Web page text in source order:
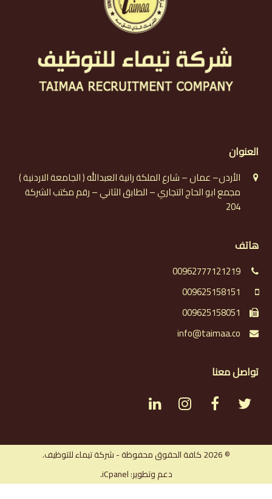
العنوان
الأردن– عمان – شارع الملكة رانية العبدالله ( الجامعة الاردنية )
مجمع ابو الحاج التجاري – الطابق الثاني – رقم مكتب الشركة
204
هاتف
00962777121219
009625158151
009625158051
info@taimaa.co
تواصل معنا
t
c
e
I
s
t
L
n
k
© 2026 كافة الحقوق محفوظة - شركة تيماء للتوظيف.
دعم وتطوير: iCpanel.